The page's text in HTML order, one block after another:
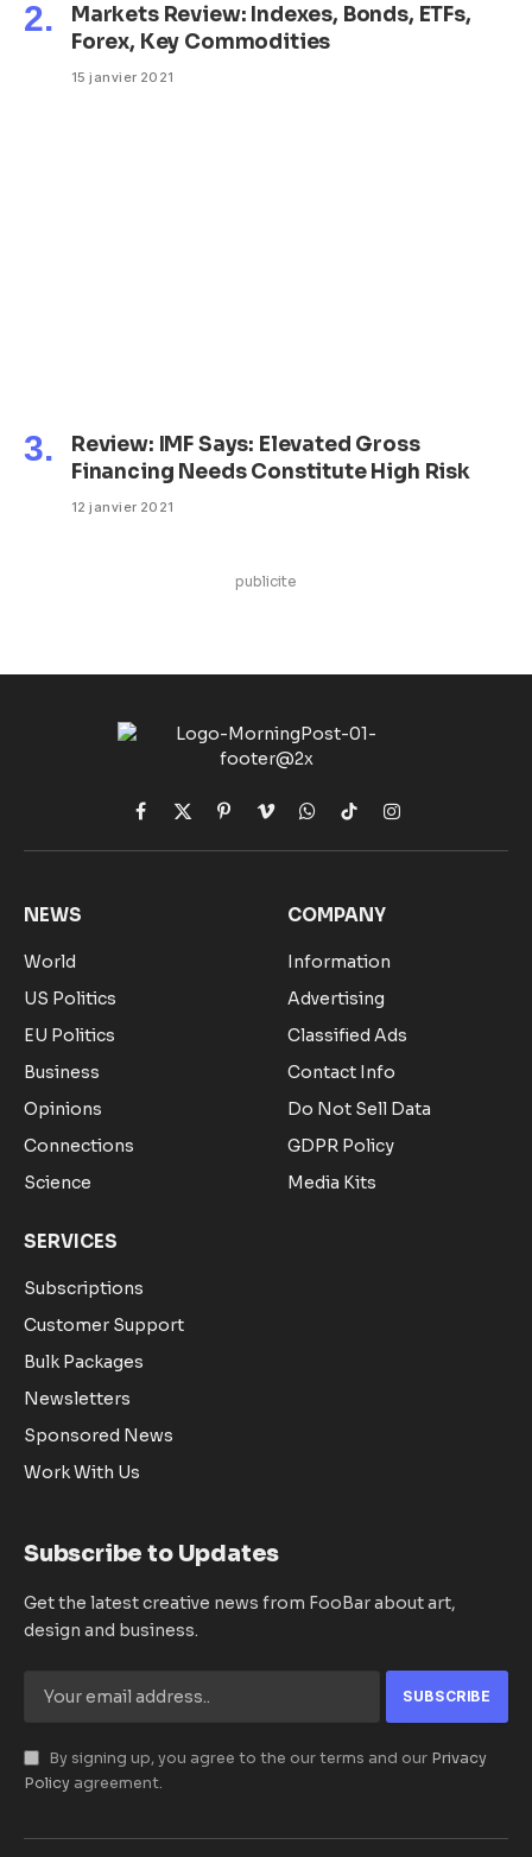
Markets Review: Indexes, Bonds, ETFs,
Forex, Key Commodities
15 janvier 2021
Review: IMF Says: Elevated Gross
Financing Needs Constitute High Risk
12 janvier 2021
publicite
Facebook
X
(Twitter)
Pinterest
VimeoWhatsApp
TikTokInstagram
NEWS
World
US Politics
EU Politics
Business
Opinions
Connections
Science
COMPANY
Information
Advertising
Classified Ads
Contact Info
Do Not Sell Data
GDPR Policy
Media Kits
SERVICES
Subscriptions
Customer Support
Bulk Packages
Newsletters
Sponsored News
Work With Us
Subscribe to Updates
Get the latest creative news from FooBar about art,
design and business.
By signing up, you agree to the our terms and our Privacy
Policy agreement.